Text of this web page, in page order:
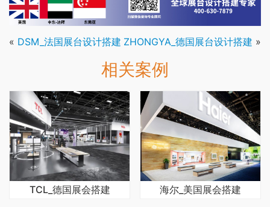
« DSM_法国展台设计搭建 ZHONGYA_德国展台设计搭建 »
相关案例
TCL_德国展会搭建 海尔_美国展会搭建